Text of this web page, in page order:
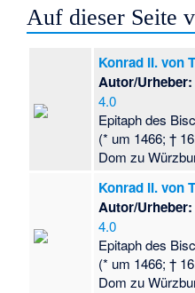
Auf dieser Seite
Konrad II. von
Autor/Urheber:
4.0
Epitaph des
(* um 1466; †
Dom zu
Konrad II. von
Autor/Urheber:
4.0
Epitaph des
(* um 1466; †
Dom zu